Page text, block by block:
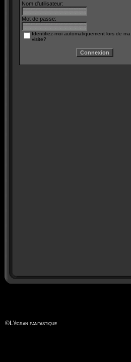
Nom d'utilisateur:
Mot de passe:
Identifiez-moi automatiquement lors de
visite?
©L'écran fantastique